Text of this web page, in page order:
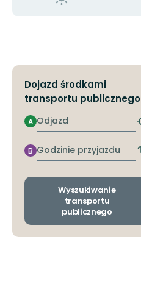
Dojazd środkami
transportu publicznego
Odjazd
A
Godzinie
przyjazdu
B
Wyszukiwanie
transportu
publicznego